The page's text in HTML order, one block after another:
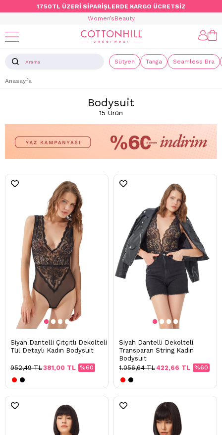
1750TL ÜZERİ SİPARİŞLERDE KARGO ÜCRETSİZ
Women’sBeauty
Sütyen Tanga Seamless Bra
Anasayfa
Bodysuit
15 Ürün
Siyah Dantelli Çıtçıtlı Dekolteli
Tül Detaylı Kadın Bodysuit
%60
381,00 TL
952,49 TL
Siyah Dantelli Dekolteli
Transparan String Kadın
Bodysuit
%60
422,66 TL
1.056,64 TL